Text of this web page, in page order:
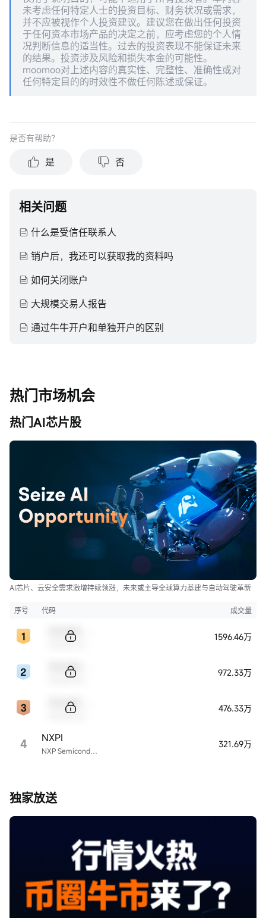
未考虑任何特定人士的投资目标、财务状况或需求，
并不应被视作个人投资建议。建议您在做出任何投资
于任何资本市场产品的决定之前，应考虑您的个人情
况判断信息的适当性。过去的投资表现不能保证未来
的结果。投资涉及风险和损失本金的可能性。
moomoo对上述内容的真实性、完整性、准确性或对
任何特定目的的时效性不做任何陈述或保证。
是否有帮助？
是 否
相关问题
什么是受信任联系人
销户后，我还可以获取我的资料吗
如何关闭账户
大规模交易人报告
通过牛牛开户和单独开户的区别
热门市场机会
热门AI芯片股
AI芯片、云安全需求激增持续领涨，未来或主导全球算力基建与自动驾驶革新
序号 代码 成交量
1596.46万
972.33万
476.33万
4 NXP Semiconductors
NXPI 321.69万
独家放送